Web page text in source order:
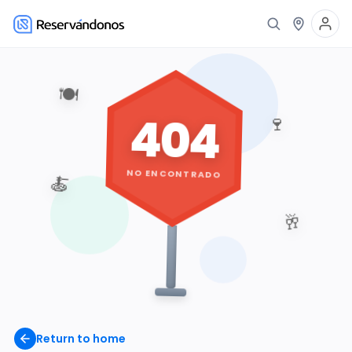
Return to home
🍽️
🍷
🥂
🍝
404
NO ENCONTRADO